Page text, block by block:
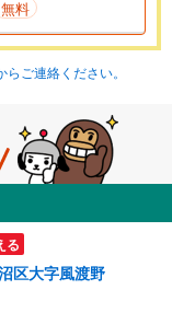
無料
ご連絡ください。
る
区大字風渡野